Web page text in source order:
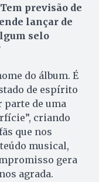
previsão de
lançar de
selo
do álbum. É
de espírito
de uma
criando
que nos
musical,
gera
agrada.